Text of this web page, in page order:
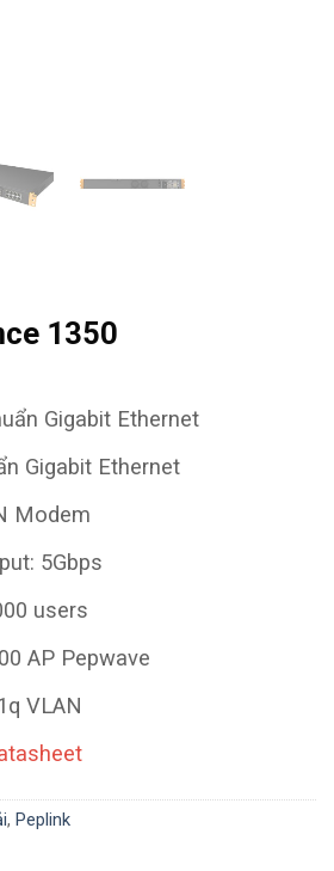
1350
Gigabit Ethernet
Gigabit Ethernet
Modem
5Gbps
users
AP Pepwave
VLAN
, Peplink